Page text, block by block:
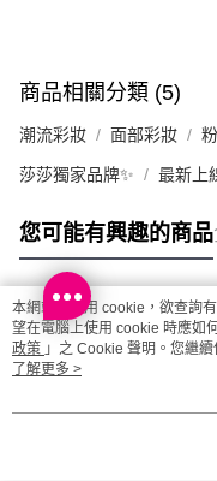
商品相關分類 (5)
潮流彩妝 面部彩妝
莎莎獨家品牌✨ 最新上
您可能有興趣的商品
熱門標籤
熱銷排行
本網站中使用 cookie，欲查詢
望在電腦上使用 cookie 時應如
政策 」之 Cookie 聲明。您繼
條款之 Cookie 聲明使用 cookie
了解更多 >